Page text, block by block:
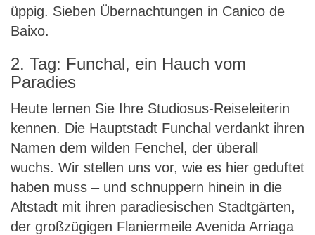
üppig. Sieben Übernachtungen in Canico de
Baixo.
2. Tag: Funchal, ein Hauch vom
Paradies
Heute lernen Sie Ihre Studiosus-Reiseleiterin
kennen. Die Hauptstadt Funchal verdankt ihren
Namen dem wilden Fenchel, der überall
wuchs. Wir stellen uns vor, wie es hier geduftet
haben muss – und schnuppern hinein in die
Altstadt mit ihren paradiesischen Stadtgärten,
der großzügigen Flaniermeile Avenida Arriaga